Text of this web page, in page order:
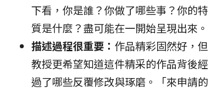
下看，你是誰？你做了哪些事？你的特
質是什麼？盡可能在一開始呈現出來。
描述過程很重要： 作品精彩固然好，但
教授更希望知道這件精采的作品背後經
過了哪些反覆修改與琢磨。「來申請的